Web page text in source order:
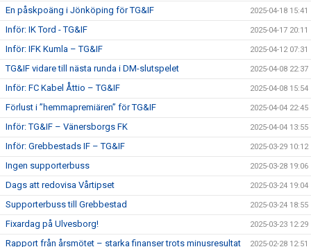
En påskpoäng i Jönköping för TG&IF 2025-04-18 15:41
Inför: IK Tord - TG&IF 2025-04-17 20:11
Inför: IFK Kumla – TG&IF 2025-04-12 07:31
TG&IF vidare till nästa runda i DM-slutspelet 2025-04-08 22:37
Inför: FC Kabel Åttio – TG&IF 2025-04-08 15:54
Förlust i ”hemmapremiären” för TG&IF 2025-04-04 22:45
Inför: TG&IF – Vänersborgs FK 2025-04-04 13:55
Inför: Grebbestads IF – TG&IF 2025-03-29 10:12
Ingen supporterbuss 2025-03-28 19:06
Dags att redovisa Vårtipset 2025-03-24 19:04
Supporterbuss till Grebbestad 2025-03-24 18:55
Fixardag på Ulvesborg! 2025-03-23 12:29
Rapport från årsmötet – starka finanser trots minusresultat 2025-02-28 12:51